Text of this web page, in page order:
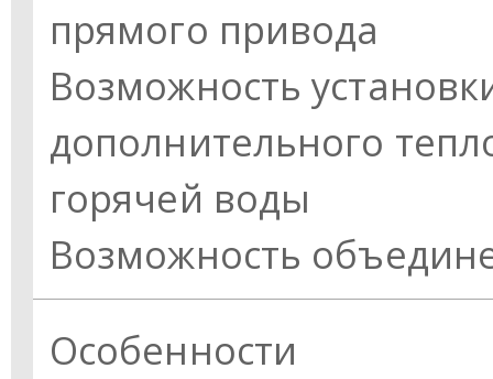
прямого привода
Возможность
дополнительного
горячей воды
Возможность
Особенности